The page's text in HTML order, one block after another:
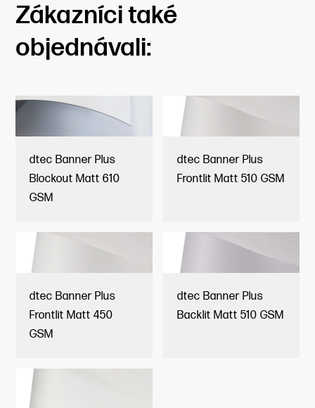
Zákazníci také
objednávali:
dtec Banner Plus
Blockout Matt 610
GSM
dtec Banner Plus
Frontlit Matt 510 GSM
dtec Banner Plus
Frontlit Matt 450
GSM
dtec Banner Plus
Backlit Matt 510 GSM